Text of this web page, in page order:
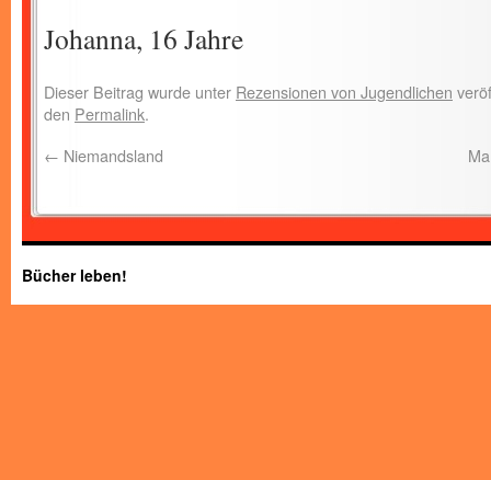
Johanna, 16 Jahre
Dieser Beitrag wurde unter Rezensionen von Jugendlichen
den Permalink.
← Niemandsland
Bücher leben!